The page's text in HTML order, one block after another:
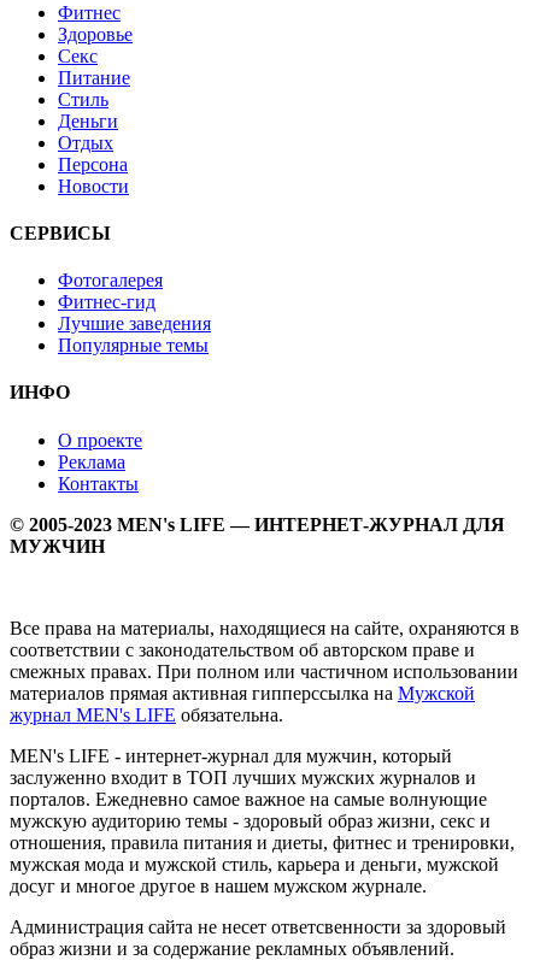
Фитнес
Здоровье
Секс
Питание
Стиль
Деньги
Отдых
Персона
Новости
СЕРВИСЫ
Фотогалерея
Фитнес-гид
Лучшие заведения
Популярные темы
ИНФО
О проекте
Реклама
Контакты
© 2005-2023 MEN's LIFE — ИНТЕРНЕТ-ЖУРНАЛ ДЛЯ
МУЖЧИН
Все права на материалы, находящиеся на сайте, охраняются в
соответствии с законодательством об авторском праве и
смежных правах. При полном или частичном использовании
материалов прямая активная гипперссылка на Мужской
журнал MEN's LIFE обязательна.
MEN's LIFE - интернет-журнал для мужчин, который
заслуженно входит в ТОП лучших мужских журналов и
порталов. Ежедневно самое важное на самые волнующие
мужскую аудиторию темы - здоровый образ жизни, секс и
отношения, правила питания и диеты, фитнес и тренировки,
мужская мода и мужской стиль, карьера и деньги, мужской
досуг и многое другое в нашем мужском журнале.
Администрация сайта не несет ответсвенности за здоровый
образ жизни и за содержание рекламных объявлений.